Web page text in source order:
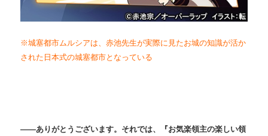
※城塞都市ムルシアは、赤池先生が実際に見たお城の知識が活か
された日本式の城塞都市となっている
――ありがとうございます。それでは、『お気楽領主の楽しい領